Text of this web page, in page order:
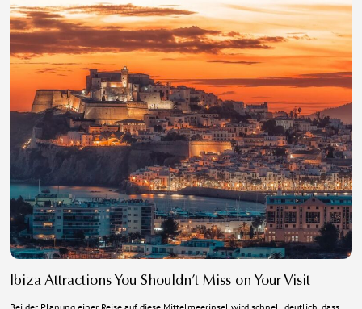
Ibiza Attractions You Shouldn’t Miss on Your Visit